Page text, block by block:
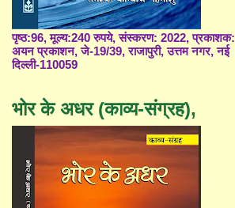
पृष्ठ:96, मूल्य:240 रुपये, संस्करण: 2022, प्रकाशक:
अयन प्रकाशन, जे-19/39, राजापुरी, उत्तम नगर, नई
दिल्ली-110059
भोर के अधर (काव्य-संग्रह),